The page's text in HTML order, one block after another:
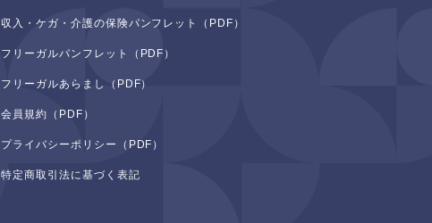
収入・ケガ・介護の保険パンフレット（PDF）
フリーガルパンフレット（PDF）
フリーガルあらまし（PDF）
会員規約（PDF）
プライバシーポリシー（PDF）
特定商取引法に基づく表記